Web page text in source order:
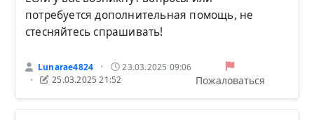
потребуется дополнительная помощь, не
стесняйтесь спрашивать!
Lunarae4824 • 23.03.2025 09:06
• 25.03.2025 21:52 Пожаловаться